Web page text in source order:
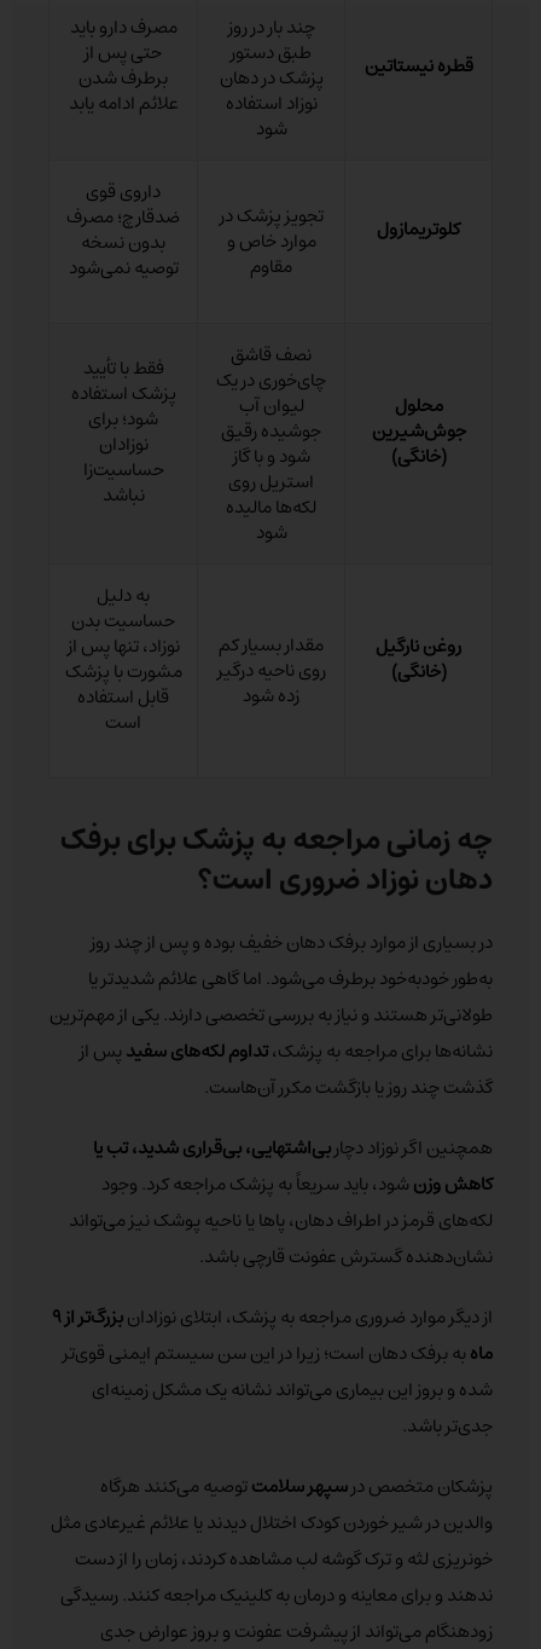
قطره نیستاتین
چند بار در روز
طبق دستور
پزشک در دهان
نوزاد استفاده
شود
مصرف دارو باید
حتی پس از
برطرف شدن
علائم ادامه یابد
کلوتریمازول تجویز پزشک در
موارد خاص و
مقاوم
داروی قوی
ضدقارچ؛ مصرف
بدون نسخه
توصیه نمی‌شود
محلول
جوش‌شیرین
(خانگی)
نصف قاشق
چای‌خوری در یک
لیوان آب
جوشیده رقیق
شود و با گاز
استریل روی
لکه‌ها مالیده
شود
فقط با تأیید
پزشک استفاده
شود؛ برای
نوزادان
حساسیت‌زا
نباشد
روغن نارگیل
(خانگی)
مقدار بسیار کم
روی ناحیه درگیر
زده شود
به دلیل
حساسیت بدن
نوزاد، تنها پس از
مشورت با پزشک
قابل استفاده
است
چه زمانی مراجعه به پزشک برای برفک
دهان نوزاد ضروری است؟
در بسیاری از موارد برفک دهان خفیف بوده و پس از چند روز
به‌طور خودبه‌خود برطرف می‌شود. اما گاهی علائم شدیدتر یا
طولانی‌تر هستند و نیاز به بررسی تخصصی دارند. یکی از مهم‌ترین
نشانه‌ها برای مراجعه به پزشک،تداوم لکه‌های سفیدپس از
گذشت چند روز یا بازگشت مکرر آن‌هاست.
همچنین اگر نوزاد دچاربی‌اشتهایی، بی‌قراری شدید، تب یا
کاهش وزنشود، باید سریعاً به پزشک مراجعه کرد. وجود
لکه‌های قرمز در اطراف دهان، پاها یا ناحیه پوشک نیز می‌تواند
نشان‌دهنده گسترش عفونت قارچی باشد.
از دیگر موارد ضروری مراجعه به پزشک، ابتلای نوزادانبزرگ‌تر از۹
ماهبه برفک دهان است؛ زیرا در این سن سیستم ایمنی قوی‌تر
شده و بروز این بیماری می‌تواند نشانه یک مشکل زمینه‌ای
جدی‌تر باشد.
پزشکان متخصص درسپهر سلامتتوصیه می‌کنند هرگاه
والدین در شیر خوردن کودک اختلال دیدند یا علائم غیرعادی مثل
خونریزی لثه و ترک گوشه لب مشاهده کردند، زمان را از دست
ندهند و برای معاینه و درمان به کلینیک مراجعه کنند. رسیدگی
زودهنگام می‌تواند از پیشرفت عفونت و بروز عوارض جدی